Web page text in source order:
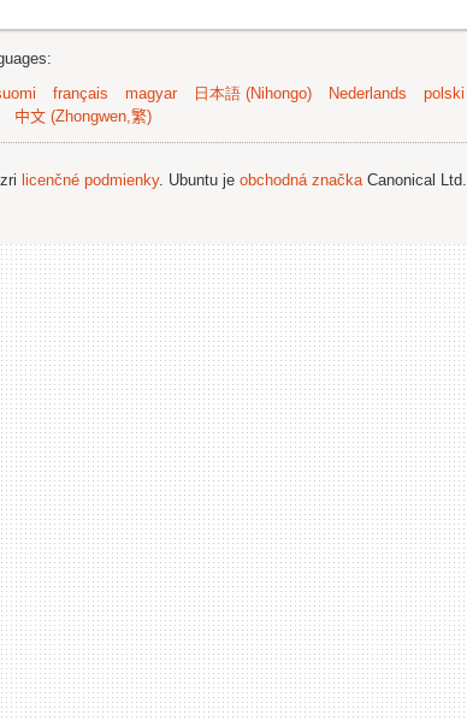
français magyar 日本語 (Nihongo) Nederlands polski
中文 (Zhongwen,繁)
licenčné podmienky. Ubuntu je obchodná značkaCanonical Ltd.